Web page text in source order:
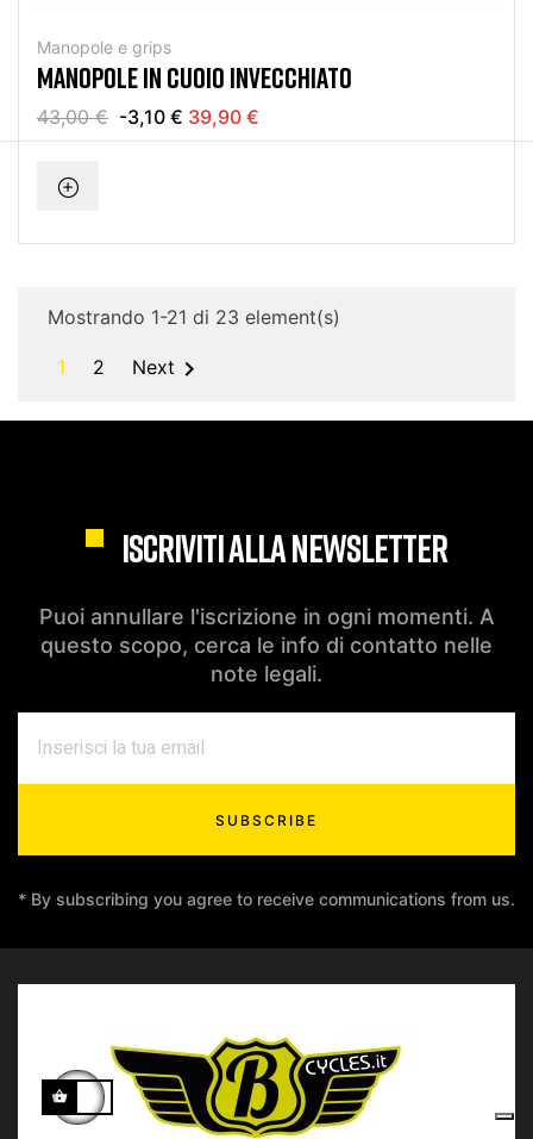
Manopole e grips
MANOPOLE IN CUOIO INVECCHIATO
43,00 € -3,10 € 39,90 €
Mostrando 1-21 di 23 element(s)
1 2 Next 
ISCRIVITI ALLA NEWSLETTER
Puoi annullare l'iscrizione in ogni momenti. A
questo scopo, cerca le info di contatto nelle
note legali.
SUBSCRIBE
* By subscribing you agree to receive communications from us.